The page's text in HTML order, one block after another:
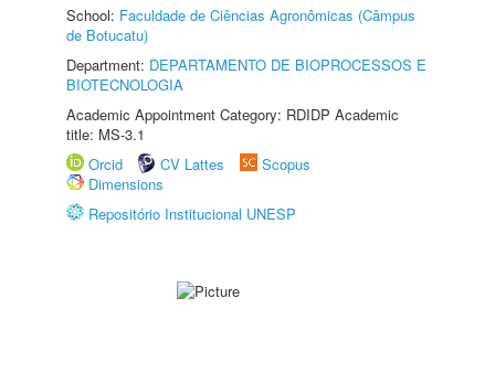
School: Faculdade de Ciências Agronômicas (Câmpus
de Botucatu)
Department: DEPARTAMENTO DE BIOPROCESSOS E
BIOTECNOLOGIA
Academic Appointment Category: RDIDP Academic
title: MS-3.1
Orcid
CV Lattes
Scopus
Dimensions
Repositório Institucional UNESP